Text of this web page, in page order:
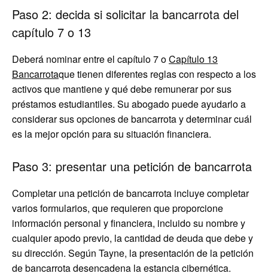
Paso 2: decida si solicitar la bancarrota del
capítulo 7 o 13
Deberá nominar entre el capítulo 7 oCapítulo 13
Bancarrotaque tienen diferentes reglas con respecto a los
activos que mantiene y qué debe remunerar por sus
préstamos estudiantiles. Su abogado puede ayudarlo a
considerar sus opciones de bancarrota y determinar cuál
es la mejor opción para su situación financiera.
Paso 3: presentar una petición de bancarrota
Completar una petición de bancarrota incluye completar
varios formularios, que requieren que proporcione
información personal y financiera, incluido su nombre y
cualquier apodo previo, la cantidad de deuda que debe y
su dirección. Según Tayne, la presentación de la petición
de bancarrota desencadena la estancia cibernética.